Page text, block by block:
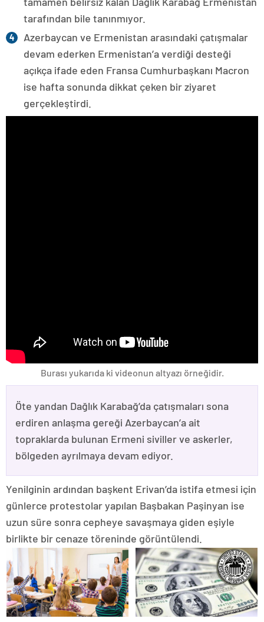
tarafından bile tanınmıyor.
Azerbaycan ve Ermenistan arasındaki çatışmalar
devam ederken Ermenistan’a verdiği desteği
açıkça ifade eden Fransa Cumhurbaşkanı Macron
ise hafta sonunda dikkat çeken bir ziyaret
gerçekleştirdi.
Burası yukarıda ki videonun altyazı örneğidir.
Öte yandan Dağlık Karabağ’da çatışmaları sona
erdiren anlaşma gereği Azerbaycan’a ait
topraklarda bulunan Ermeni siviller ve askerler,
bölgeden ayrılmaya devam ediyor.
Yenilginin ardından başkent Erivan’da istifa etmesi için
günlerce protestolar yapılan Başbakan Paşinyan ise
uzun süre sonra cepheye savaşmaya giden eşiyle
birlikte bir cenaze töreninde görüntülendi.